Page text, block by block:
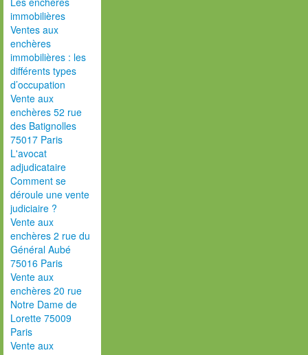
immobilières
Ventes aux
enchères
immobilières : les
différents types
d’occupation
Vente aux
enchères 52 rue
des Batignolles
75017 Paris
L'avocat
adjudicataire
Comment se
déroule une vente
judiciaire ?
Vente aux
enchères 2 rue du
Général Aubé
75016 Paris
Vente aux
enchères 20 rue
Notre Dame de
Lorette 75009
Paris
Vente aux